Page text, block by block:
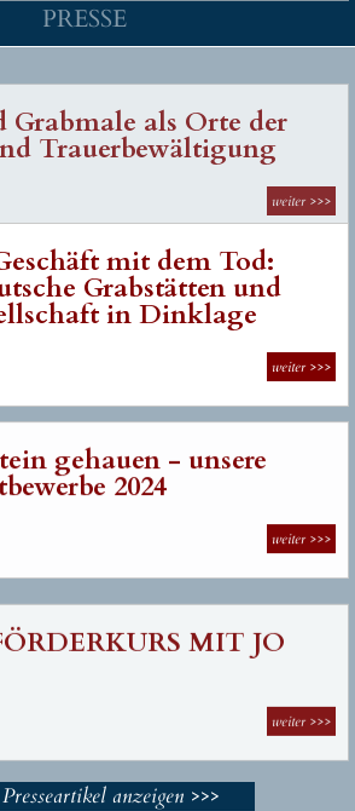
PRESSE
Grabmale als Orte der
Trauerbewältigung
mit dem Tod:
Grabstätten und
in Dinklage
weiter>>>
gehauen - unsere
2024
weiter >>>
MIT JO
weiter>>>
anzeigen >>>